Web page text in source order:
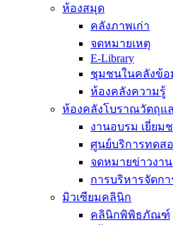
ห้องสมุด
คลังภาพเก่า
จดหมายเหตุ
E-Library
ชุมชนในคลังข้อ
ห้องคลังความรู้
ห้องคลังโบราณวัตถุแ
งานอบรม เยี่ยม
ศูนย์บริการทดส
จดหมายข่าวง
การบริหารจัดก
มิวเซียมคลินิก
คลินิกพิพิธภัณฑ์